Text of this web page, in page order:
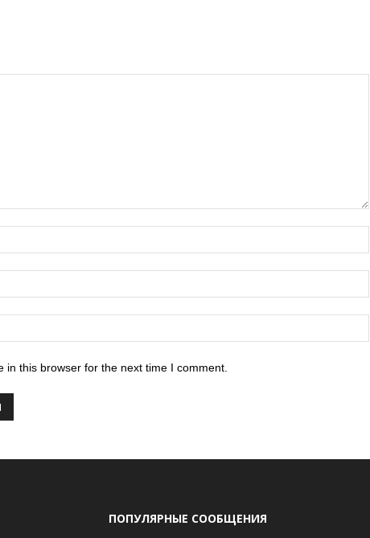
in this browser for the next time I comment.
ПОПУЛЯРНЫЕ СООБЩЕНИЯ